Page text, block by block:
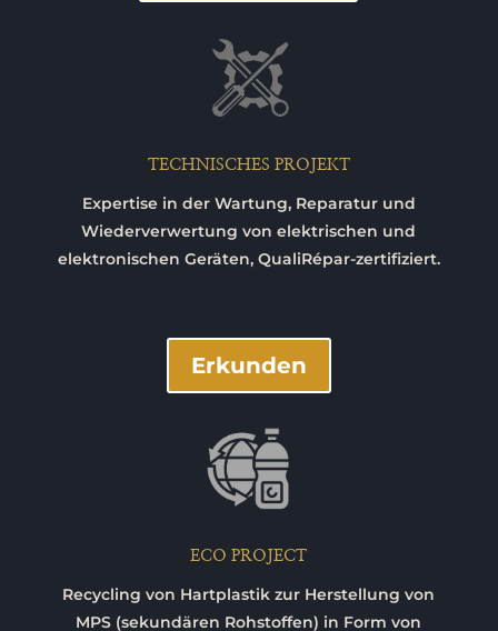
TECHNISCHES PROJEKT
Expertise in der Wartung, Reparatur und
Wiederverwertung von elektrischen und
elektronischen Geräten, QualiRépar-zertifiziert.
Erkunden
ECO PROJECT
Recycling von Hartplastik zur Herstellung von
MPS (sekundären Rohstoffen) in Form von